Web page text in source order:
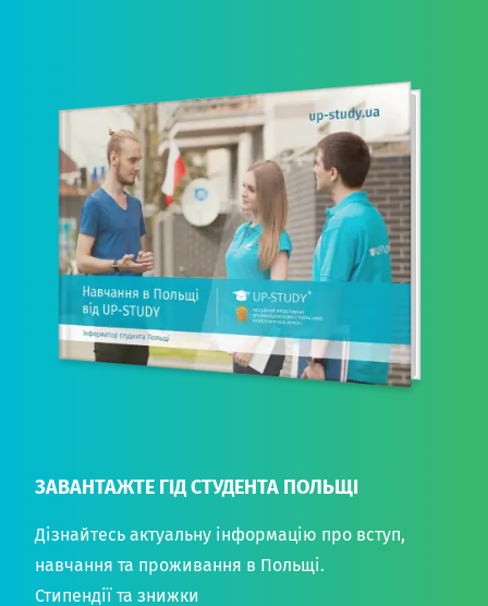
ЗАВАНТАЖТЕ ГІД СТУДЕНТА ПОЛЬЩІ
Дізнайтесь актуальну інформацію про вступ,
навчання та проживання в Польщі.
Стипендії та знижки